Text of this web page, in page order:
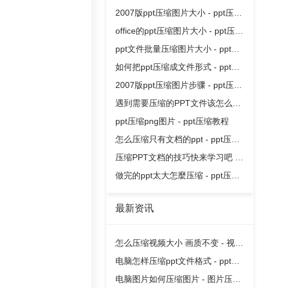
烦
2007版ppt压缩图片大小 - ppt压缩
教程
office的ppt压缩图片大小 - ppt压缩
教程
ppt文件批量压缩图片大小 - ppt压
缩教程
如何把ppt压缩成文件形式 - ppt压
缩教程
2007版ppt压缩图片步骤 - ppt压缩
教程
遇到需要压缩的PPT文件该怎么
办？
ppt压缩png图片 - ppt压缩教程
怎么压缩只有文档的ppt - ppt压缩
教程
压缩PPT文档的技巧快来学习吧 -
ppt压缩教程
做完的ppt太大怎麼压缩 - ppt压缩
最新资讯
怎么压缩视频大小 画质不变 - 视频
压缩教程
电脑怎样压缩ppt文件格式 - ppt压
缩教程
电脑图片如何压缩图片 - 图片压缩